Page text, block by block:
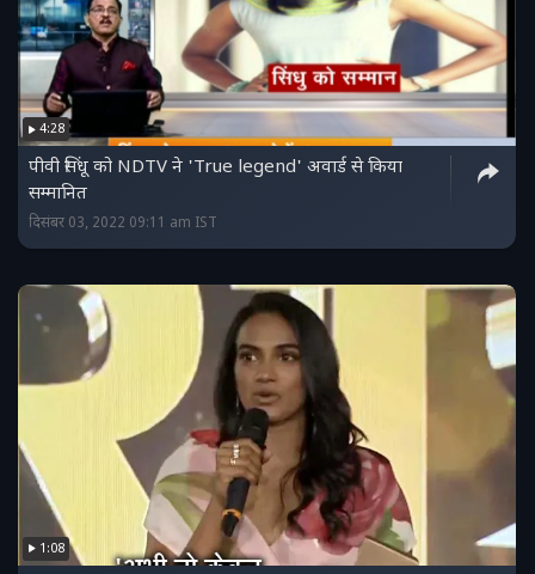
4:28
पीवी सिंधू को NDTV ने 'True legend' अवार्ड से किया
सम्मानित
दिसंबर 03, 2022 09:11 am IST
1:08